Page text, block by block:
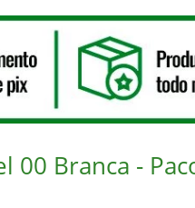
00 Branca -